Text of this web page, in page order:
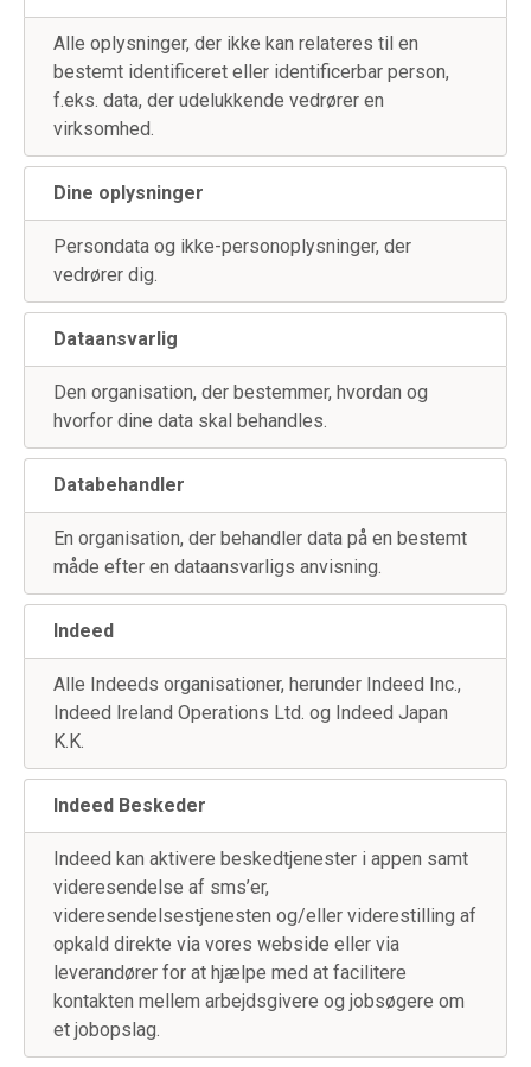
Alle oplysninger, der ikke kan relateres til en
bestemt identificeret eller identificerbar person,
f.eks. data, der udelukkende vedrører en
virksomhed.
Dine oplysninger
Persondata og ikke-personoplysninger, der
vedrører dig.
Dataansvarlig
Den organisation, der bestemmer, hvordan og
hvorfor dine data skal behandles.
Databehandler
En organisation, der behandler data på en bestemt
måde efter en dataansvarligs anvisning.
Indeed
Alle Indeeds organisationer, herunder Indeed Inc.,
Indeed Ireland Operations Ltd. og Indeed Japan
K.K.
Indeed Beskeder
Indeed kan aktivere beskedtjenester i appen samt
videresendelse af sms’er,
videresendelsestjenesten og/eller viderestilling af
opkald direkte via vores webside eller via
leverandører for at hjælpe med at facilitere
kontakten mellem arbejdsgivere og jobsøgere om
et jobopslag.